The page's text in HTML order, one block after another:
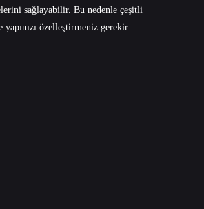
sağlayabilir. Bu nedenle çeşitli
özelleştirmeniz gerekir.